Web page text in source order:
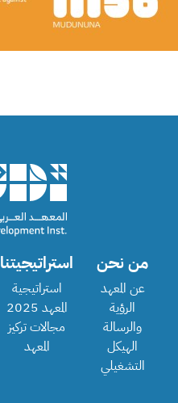
من نحن
عن المعهد
الرؤية
والرسالة
الهيكل
التشغيلي
استراتيجيتنا
استراتيجية
المعهد 2025
مجالات تركيز
المعهد